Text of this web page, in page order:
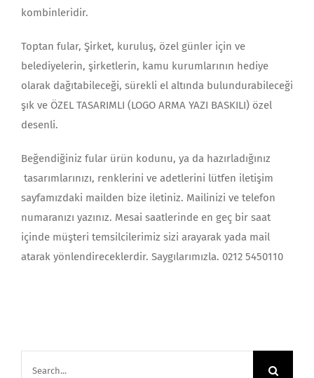
kombinleridir.
Toptan fular, Şirket, kuruluş, özel günler için ve
belediyelerin, şirketlerin, kamu kurumlarının hediye
olarak dağıtabileceği, sürekli el altında bulundurabileceği
şık ve ÖZEL TASARIMLI (LOGO ARMA YAZI BASKILI) özel
desenli.
Beğendiğiniz fular ürün kodunu, ya da hazırladığınız
tasarımlarınızı, renklerini ve adetlerini lütfen iletişim
sayfamızdaki mailden bize iletiniz. Mailinizi ve telefon
numaranızı yazınız. Mesai saatlerinde en geç bir saat
içinde müşteri temsilcilerimiz sizi arayarak yada mail
atarak yönlendireceklerdir. Saygılarımızla. 0212 5450110